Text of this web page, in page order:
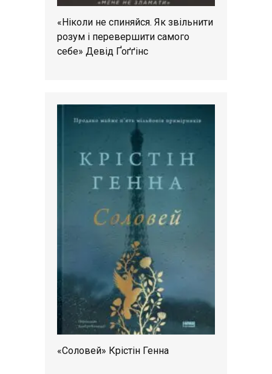
«Ніколи не спиняйся. Як звільнити
розум і перевершити самого
себе» Девід Ґоґґінс
«Соловей» Крістін Генна